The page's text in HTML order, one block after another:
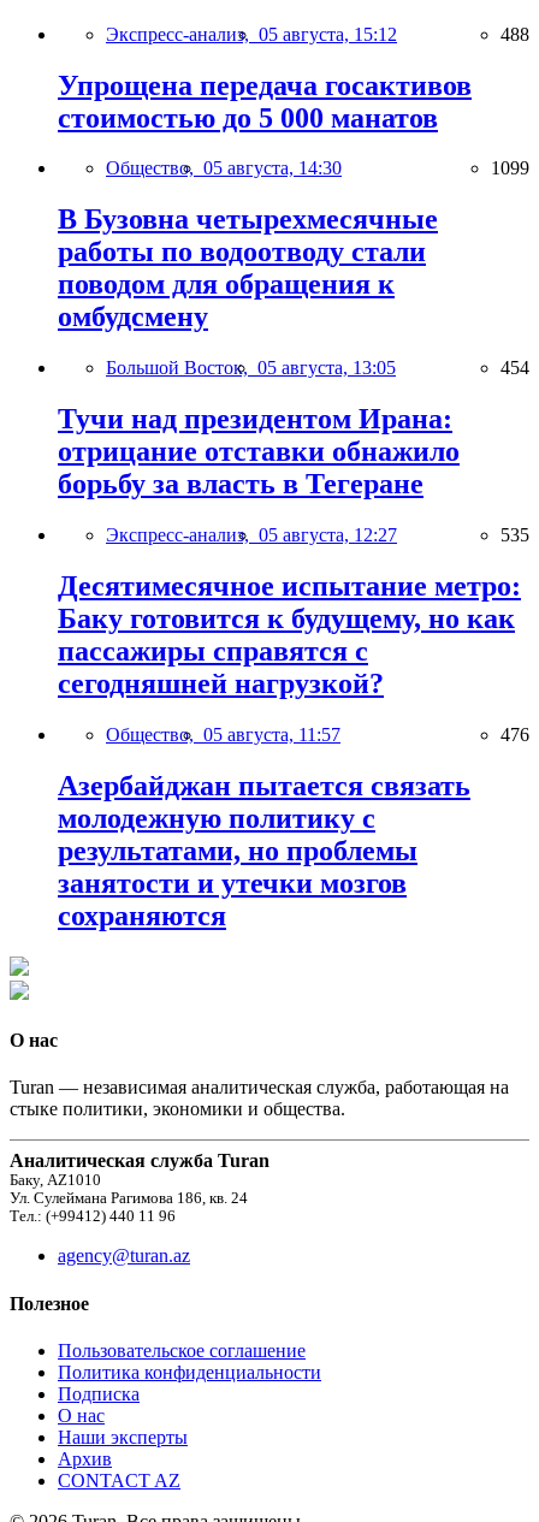
Экспресс-анализ, 05 августа, 15:12 488
Упрощена передача госактивов
стоимостью до 5 000 манатов
Общество, 05 августа, 14:30 1099
В Бузовна четырехмесячные
работы по водоотводу стали
поводом для обращения к
омбудсмену
Большой Восток, 05 августа, 13:05 454
Тучи над президентом Ирана:
отрицание отставки обнажило
борьбу за власть в Тегеране
Экспресс-анализ, 05 августа, 12:27 535
Десятимесячное испытание метро:
Баку готовится к будущему, но как
пассажиры справятся с
сегодняшней нагрузкой?
Общество, 05 августа, 11:57 476
Азербайджан пытается связать
молодежную политику с
результатами, но проблемы
занятости и утечки мозгов
сохраняются
О нас
Turan — независимая аналитическая служба, работающая на
стыке политики, экономики и общества.
Аналитическая служба Turan
Баку, AZ1010
Ул. Сулеймана Рагимова 186, кв. 24
Тел.: (+99412) 440 11 96
agency@turan.az
Полезное
Пользовательское соглашение
Политика конфиденциальности
Подписка
О нас
Наши эксперты
Архив
CONTACT AZ